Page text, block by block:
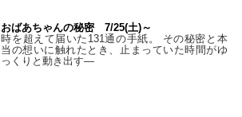
おばあちゃんの秘密 7/25(土)～
時を超えて届いた131通の手紙。 その秘密と本
当の想いに触れたとき、止まっていた時間がゆ
っくりと動き出す―